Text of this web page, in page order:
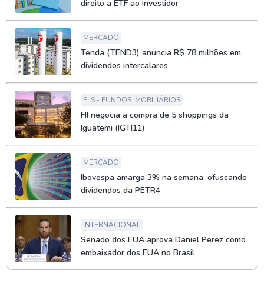
direito a ETF ao investidor
MERCADO
Tenda (TEND3) anuncia R$ 78 milhões em
dividendos intercalares
FIIS - FUNDOS IMOBILIÁRIOS
FII negocia a compra de 5 shoppings da
Iguatemi (IGTI11)
MERCADO
Ibovespa amarga 3% na semana, ofuscando
dividendos da PETR4
INTERNACIONAL
Senado dos EUA aprova Daniel Perez como
embaixador dos EUA no Brasil